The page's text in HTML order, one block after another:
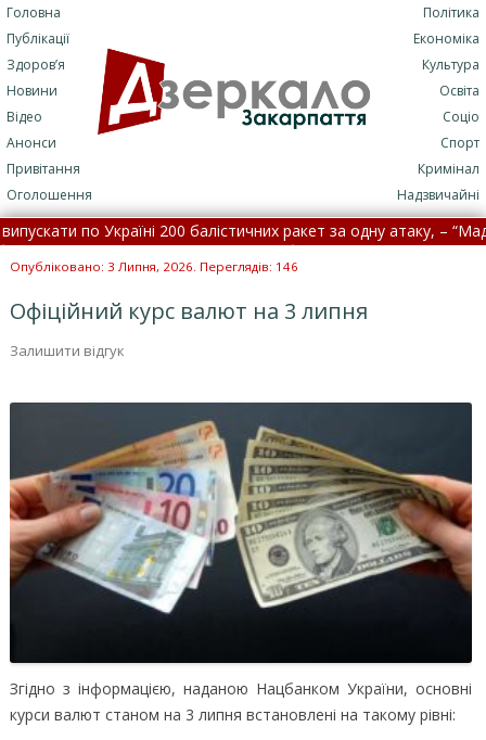
Головна
Публікації
Здоров’я
Новини
Відео
Анонси
Привітання
Оголошення
Політика
Економіка
Культура
Освіта
Соціо
Спорт
Кримінал
Надзвичайні
по Україні 200 балістичних ракет за одну атаку, –
закликав провести масштабні перевірки ТЦК на
Опубліковано: 3 Липня, 2026. Переглядів: 146
Офіційний курс валют на 3 липня
Залишити відгук
Згідно з інформацією, наданою Нацбанком України, основні
курси валют станом на 3 липня встановлені на такому рівні: